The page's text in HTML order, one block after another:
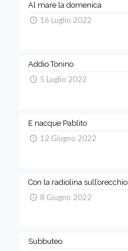
Al mare la domenica
16 Luglio 2022
Addio Tonino
5 Luglio 2022
E nacque Pablito
12 Giugno 2022
Con la radiolina sull’orecchio
8 Giugno 2022
Subbuteo